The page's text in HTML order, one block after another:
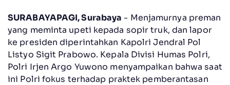
SURABAYAPAGI, Surabaya - Menjamurnya preman
yang meminta upeti kepada sopir truk, dan lapor
ke presiden diperintahkan Kapolri Jendral Pol
Listyo Sigit Prabowo. Kepala Divisi Humas Polri,
Polri Irjen Argo Yuwono menyampaikan bahwa saat
ini Polri fokus terhadap praktek pemberantasan